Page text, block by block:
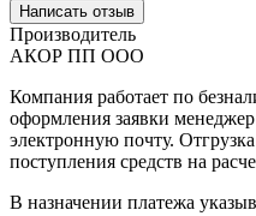
Написать отзыв
Производитель
АКОР ПП ООО
Компания работает по
оформления заявки менеджер
электронную почту.
поступления средств на
В назначении платежа